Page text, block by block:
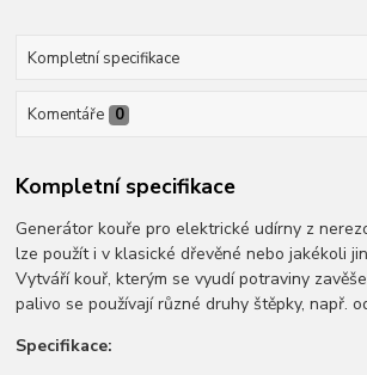
Kompletní specifikace
Komentáře 0
Kompletní specifikace
Generátor kouře pro elektrické udírny z
lze použít i v klasické dřevěné nebo jakékoli
Vytváří kouř, kterým se vyudí potraviny
palivo se používají různé druhy štěpky, např.
Specifikace: